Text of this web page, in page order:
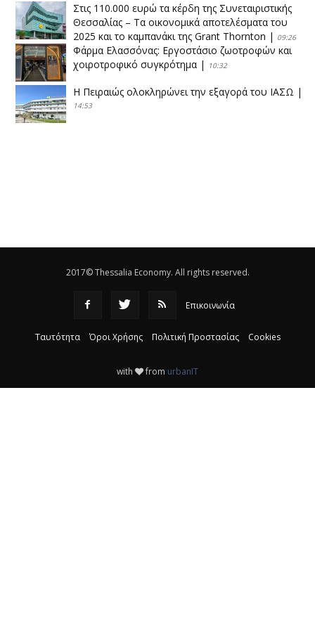
Στις 110.000 ευρώ τα κέρδη της Συνεταιριστικής
Θεσσαλίας – Τα οικονομικά αποτελέσματα του
2025 και το καμπανάκι της Grant Thornton | 09:26
Φάρμα Ελασσόνας: Εργοστάσιο ζωοτροφών και
χοιροτροφικό συγκρότημα | 10:32
Η Πειραιώς ολοκληρώνει την εξαγορά του ΙΑΣΩ |
14:53
2017© Thessalia Economy. All rights reserved.
Επικοινωνία
Ταυτότητα Όροι Χρήσης Πολιτική Προστασίας Cookies
with from urbanIT